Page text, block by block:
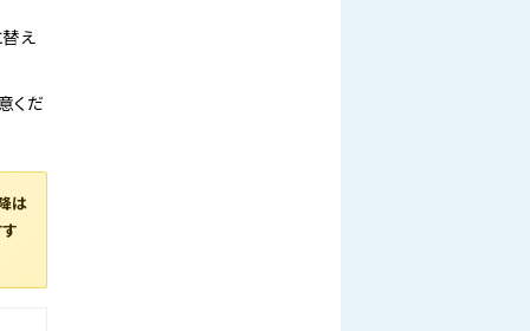
え
くだ
は